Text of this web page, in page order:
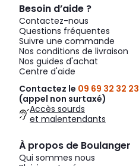
Besoin d’aide ?
Contactez-nous
Questions fréquentes
Suivre une commande
Nos conditions de livraison
Nos guides d'achat
Centre d'aide
Contactez le 09 69 32 32 23
(appel non surtaxé)
Accès sourds
et malentendants
À propos de Boulanger
Qui sommes nous